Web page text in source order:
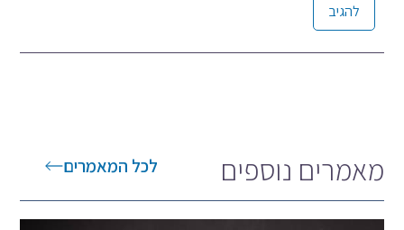
Alternative:
מאמרים נוספים לכל המאמרים